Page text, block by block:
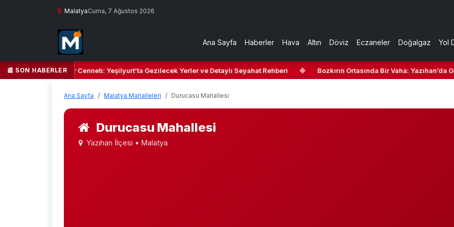
MalatyaCuma, 7 Ağustos 2026
Ana Sayfa Haberler Hava Altın Döviz Eczaneler Doğalgaz Yol
📰 SON HABERLER
Yeşil Kalbi ve Kültür Cenneti: Yeşilyurt’ta Gezilecek Yerler ve Detaylı Seyahat Rehberi ◆ Bozkırın Ortasında Bir Vaha: Yazıhan’da
Ana Sayfa Malatya Mahalleleri Durucasu Mahallesi
Durucasu Mahallesi
Yazıhan İlçesi • Malatya